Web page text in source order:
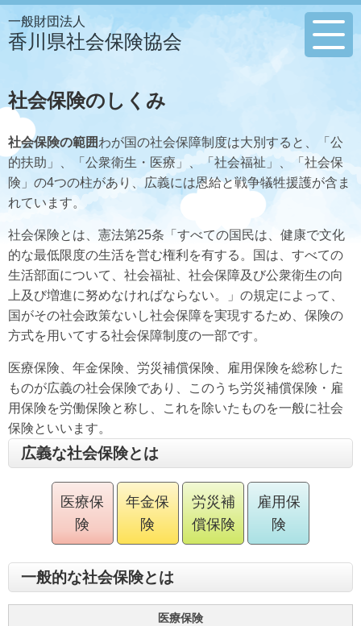
一般財団法人
香川県社会保険協会
社会保険のしくみ
社会保険の範囲わが国の社会保障制度は大別すると、「公
的扶助」、「公衆衛生・医療」、「社会福祉」、「社会保
険」の4つの柱があり、広義には恩給と戦争犠牲援護が含ま
れています。
社会保険とは、憲法第25条「すべての国民は、健康で文化
的な最低限度の生活を営む権利を有する。国は、すべての
生活部面について、社会福祉、社会保障及び公衆衛生の向
上及び増進に努めなければならない。」の規定によって、
国がその社会政策ないし社会保障を実現するため、保険の
方式を用いてする社会保障制度の一部です。
医療保険、年金保険、労災補償保険、雇用保険を総称した
ものが広義の社会保険であり、このうち労災補償保険・雇
用保険を労働保険と称し、これを除いたものを一般に社会
保険といいます。
広義な社会保険とは
医療保
険
年金保
険
労災補
償保険
雇用保
険
一般的な社会保険とは
医療保険